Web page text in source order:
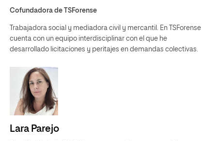
Cofundadora de TSForense
Trabajadora social y mediadora civil y mercantil. En TSForense
cuenta con un equipo interdisciplinar con el que he
desarrollado licitaciones y peritajes en demandas colectivas.
Lara Parejo